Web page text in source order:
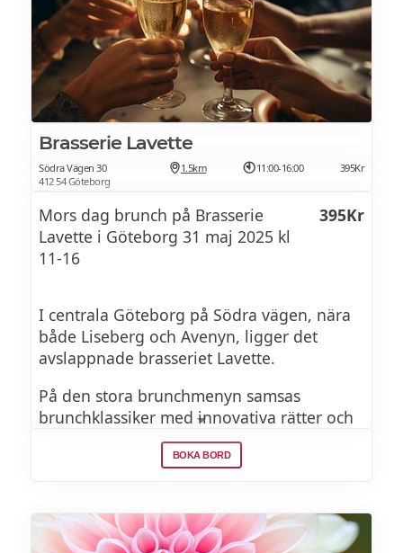
sätter guldkant på dagen.Vi serverar även
vår à la carte-meny - varmt välkommen att
fira Mor hos oss!
Brasserie Lavette
Södra Vägen 30
412 54 Göteborg
1.5km 11:00-16:00 395Kr
Mors dag brunch på Brasserie
Lavette i Göteborg 31 maj 2025 kl
11-16
395Kr
I centrala Göteborg på Södra vägen, nära
både Liseberg och Avenyn, ligger det
avslappnade brasseriet Lavette.
På den stora brunchmenyn samsas
brunchklassiker med innovativa rätter och
andra moderna överraskningar.
belopp betalas direkt på plats hos
restaurangen.
BOKA BORD